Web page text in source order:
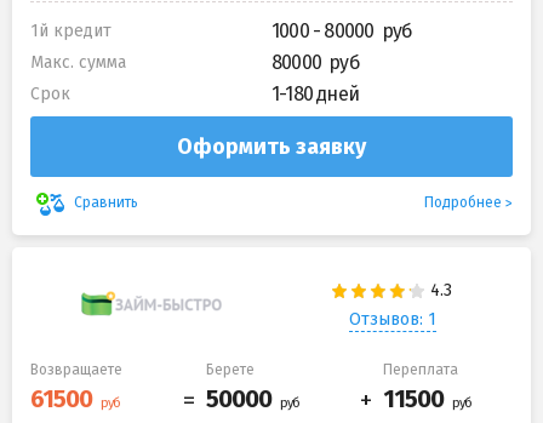
1й кредит 1000 - 80000
Макс. сумма 80000
Срок 1-180 дней
Оформить заявку
Сравнить Подробнее
Отзывов: 1
Возвращаете Берете Переплата